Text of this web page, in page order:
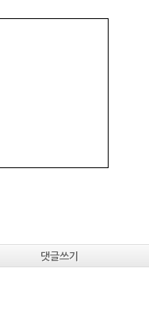
댓글쓰기